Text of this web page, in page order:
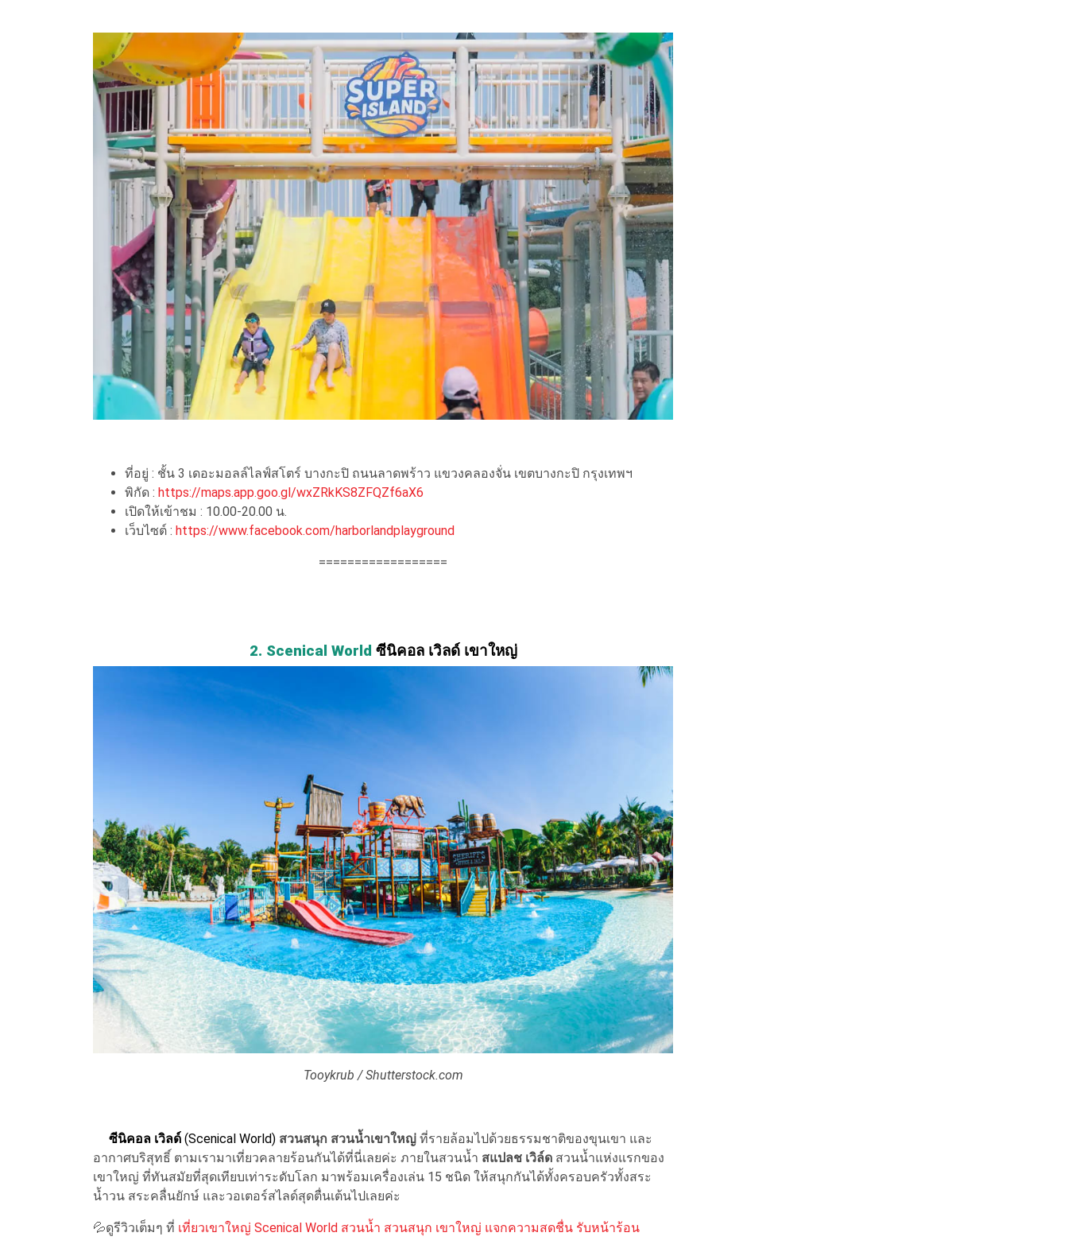
ที่อยู่ : ชั้น 3 เดอะมอลล์ไลฟ์สโตร์ บางกะปิ ถนนลาดพร้าว แขวงคลองจั่น เขตบางกะปิ กรุงเทพฯ
พิกัด : https://maps.app.goo.gl/wxZRkKS8ZFQZf6aX6
เปิดให้เข้าชม : 10.00-20.00 น.
เว็บไซต์ : https://www.facebook.com/harborlandplayground
==================
2. Scenical World ซีนิคอล เวิลด์ เขาใหญ่
Tooykrub / Shutterstock.com
ซีนิคอล เวิลด์ (Scenical World) สวนสนุก สวนน้ำเขาใหญ่ ที่รายล้อมไปด้วยธรรมชาติของขุนเขา และ
อากาศบริสุทธิ์ ตามเรามาเที่ยวคลายร้อนกันได้ที่นี่เลยค่ะ ภายในสวนน้ำ สแปลช เวิล์ด สวนน้ำแห่งแรกของ
เขาใหญ่ ที่ทันสมัยที่สุดเทียบเท่าระดับโลก มาพร้อมเครื่องเล่น 15 ชนิด ให้สนุกกันได้ทั้งครอบครัวทั้งสระ
น้ำวน สระคลื่นยักษ์ และวอเตอร์สไลด์สุดตื่นเต้นไปเลยค่ะ
💦ดูรีวิวเต็มๆ ที่ เที่ยวเขาใหญ่ Scenical World สวนน้ำ สวนสนุก เขาใหญ่ แจกความสดชื่น รับหน้าร้อน